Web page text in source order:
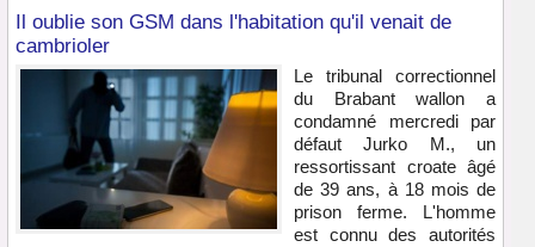
Il oublie son GSM dans l'habitation qu'il venait de
cambrioler
Le tribunal correctionnel
du Brabant wallon a
condamné mercredi par
défaut Jurko M., un
ressortissant croate âgé
de 39 ans, à 18 mois de
prison ferme. L'homme
est connu des autorités